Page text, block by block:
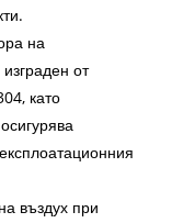
на
от
като
въздух при